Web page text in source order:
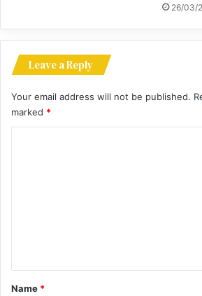
26/03/
Leave a Reply
Your email address will not be published.
marked *
*
Name *